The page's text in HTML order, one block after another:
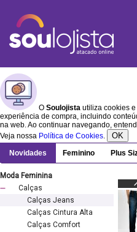
O Soulojista utiliza cookies
experiência de compra, incluindo
na web. Ao continuar navegando,
Veja nossa Política de Cookies. OK
Novidades Feminino Plus
Moda Feminina
Calças
Calças Jeans
Calças Cintura Alta
Calças Comfort